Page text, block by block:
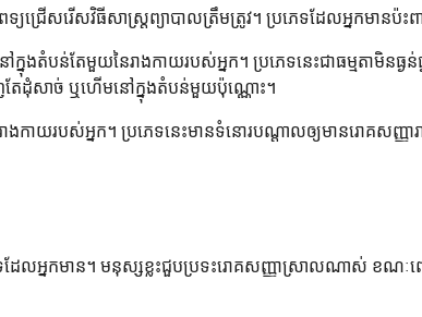
ជ្រើសរើសវិធីសាស្ត្រព្យាបាលត្រឹមត្រូវ។ ប្រភេទដែលអ្នកមាន
ងតំបន់តែមួយនៃរាងកាយរបស់អ្នក។ ប្រភេទនេះជាធម្មតាមិន
តែដុំសាច់ ឬហើមនៅក្នុងតំបន់មួយប៉ុណ្ណោះ។
ងកាយរបស់អ្នក។ ប្រភេទនេះមានទំនោរបណ្តាលឲ្យមានរោគសញ្ញ
ដែលអ្នកមាន។ មនុស្សខ្លះជួបប្រទះរោគសញ្ញាស្រាលណាស់ ខណ